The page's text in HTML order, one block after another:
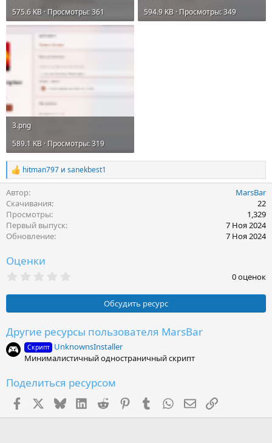
575.6 KB · Просмотры: 361
594.9 KB · Просмотры: 349
3.png
589.1 KB · Просмотры: 319
Р
е
а
к
ц
и
и
:
hitman797 и sanekbest1
Автор
MarsBar
Скачивания
22
Просмотры
1,329
Первый выпуск
7 Ноя 2024
Обновление
7 Ноя 2024
Оценки
0
з
ё
з
д
0 оценок
Обсудить ресурс
Другие ресурсы пользователя MarsBar
Скрипт UnknownsInstaller
Минималистичный одностраничный скрипт
Поделиться ресурсом
FacebookX (Twitter)
BlueskyLinkedInReddit PinterestTumblr WhatsApp
Электронная
Ссылка